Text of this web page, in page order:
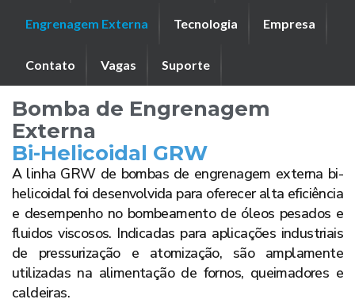
Engrenagem Externa Tecnologia Empresa
Contato Vagas Suporte
Bomba de Engrenagem
Externa
Bi-Helicoidal GRW
A linha GRW de bombas de engrenagem externa bi-
helicoidal foi desenvolvida para oferecer alta eficiência
e desempenho no bombeamento de óleos pesados e
fluidos viscosos. Indicadas para aplicações industriais
de pressurização e atomização, são amplamente
utilizadas na alimentação de fornos, queimadores e
caldeiras.